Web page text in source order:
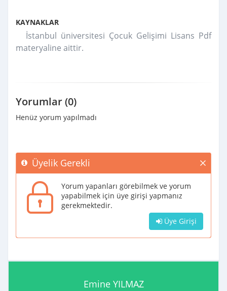
KAYNAKLAR
İstanbul üniversitesi Çocuk Gelişimi Lisans Pdf
materyaline aittir.
Yorumlar (0)
Henüz yorum yapılmadı
Üyelik Gerekli
Yorum yapanları görebilmek ve yorum
yapabilmek için üye girişi yapmanız
gerekmektedir.
Üye Girişi
Emine YILMAZ